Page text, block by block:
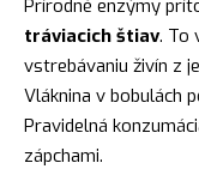
Prírodné enzýmy
tráviacich štiav. To
vstrebávaniu živín z
Vláknina v bobulách
Pravidelná
zápchami.